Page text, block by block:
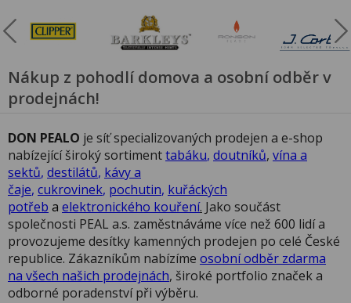
Nákup z pohodlí domova a osobní odběr v
prodejnách!
DON PEALO je síť specializovaných prodejen a e-shop
nabízející široký sortimenttabáku, doutníků, vína a
sektů, destilátů, kávy a
čaje, cukrovinek, pochutin, kuřáckých
potřeb a elektronického kouření. Jako součást
společnosti PEAL a.s. zaměstnáváme více než 600 lidí a
provozujeme desítky kamenných prodejen po celé České
republice. Zákazníkům nabízíme osobní odběr zdarma
na všech našich prodejnách, široké portfolio značek a
odborné poradenství při výběru.